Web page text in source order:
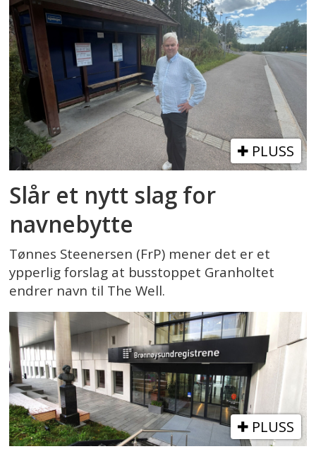
PLUSS
Slår et nytt slag for
navnebytte
Tønnes Steenersen (FrP) mener det er et
ypperlig forslag at busstoppet Granholtet
endrer navn til The Well.
PLUSS